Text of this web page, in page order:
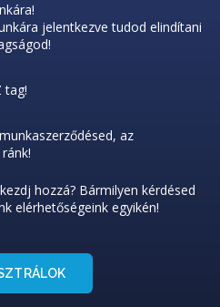
jelentkezve tudod elindítani
tag!
az
hozzá? Bármilyen kérdésed
elérhetőségeink egyikén!